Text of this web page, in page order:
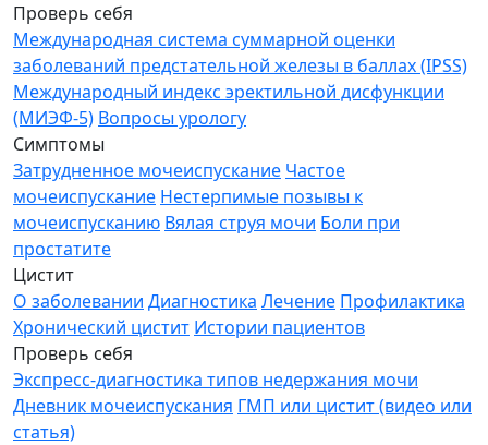
Проверь себя
Международная система суммарной оценки
заболеваний предстательной железы в баллах (IPSS)
Международный индекс эректильной дисфункции
(МИЭФ-5) Вопросы урологу
Симптомы
Затрудненное мочеиспускание Частое
мочеиспускание Нестерпимые позывы к
мочеиспусканию Вялая струя мочи Боли при
простатите
Цистит
О заболевании Диагностика Лечение Профилактика
Хронический цистит Истории пациентов
Проверь себя
Экспресс-диагностика типов недержания мочи
Дневник мочеиспускания ГМП или цистит (видео или
статья)